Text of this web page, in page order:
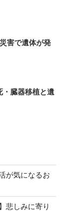
害で遺体が発
臓器移植と遺
が気になるお
悲しみに寄り